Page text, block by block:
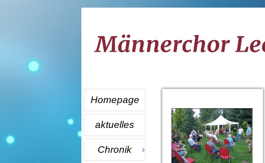
Homepage
aktuelles
Chronik